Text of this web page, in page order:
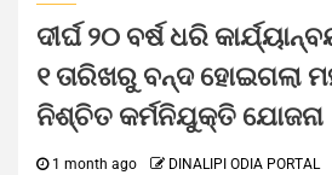
ଦୀର୍ଘ ୨୦ ବର୍ଷ ଧରି
୧ ତାରିଖରୁ ବନ୍ଦ ହୋଇଗଲା
ନିଶ୍ଚିତ କର୍ମନିଯୁକ୍ତି ଯୋଜନା
1 month ago DINALIPI ODIA PORTAL